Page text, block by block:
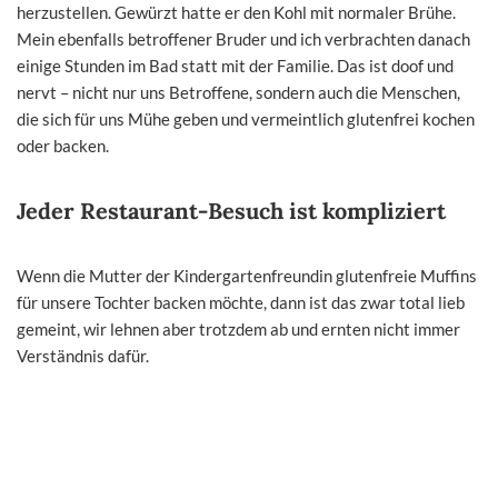
herzustellen. Gewürzt hatte er den Kohl mit normaler Brühe.
Mein ebenfalls betroffener Bruder und ich verbrachten danach
einige Stunden im Bad statt mit der Familie. Das ist doof und
nervt – nicht nur uns Betroffene, sondern auch die Menschen,
die sich für uns Mühe geben und vermeintlich glutenfrei kochen
oder backen.
Jeder Restaurant-Besuch ist kompliziert
Wenn die Mutter der Kindergartenfreundin glutenfreie Muffins
für unsere Tochter backen möchte, dann ist das zwar total lieb
gemeint, wir lehnen aber trotzdem ab und ernten nicht immer
Verständnis dafür.